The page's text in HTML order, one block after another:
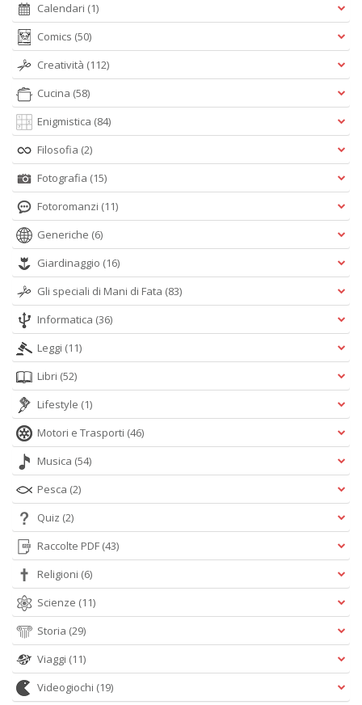
Calendari (1)
Comics (50)
Creatività (112)
Cucina (58)
Enigmistica (84)
Filosofia (2)
Fotografia (15)
Fotoromanzi (11)
Generiche (6)
Giardinaggio (16)
Gli speciali di Mani di Fata (83)
Informatica (36)
Leggi (11)
Libri (52)
Lifestyle (1)
Motori e Trasporti (46)
Musica (54)
Pesca (2)
Quiz (2)
Raccolte PDF (43)
Religioni (6)
Scienze (11)
Storia (29)
Viaggi (11)
Videogiochi (19)